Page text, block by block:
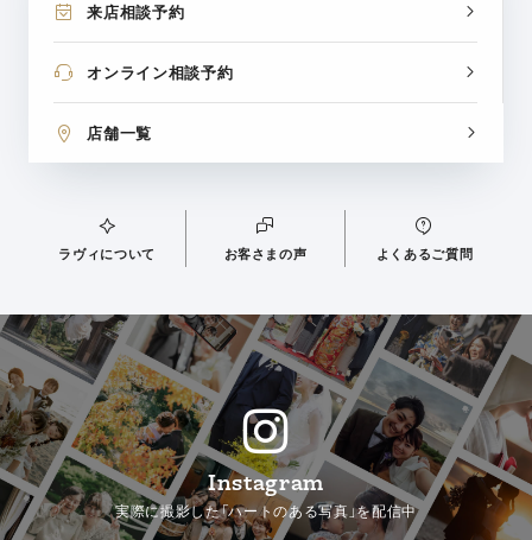
来店相談予約
オンライン相談予約
店舗一覧
ラヴィについて お客さまの声 よくあるご質問
Instagram
実際に撮影した「ハートのある写真」を配信中